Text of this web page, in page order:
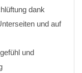
dank
und auf
und